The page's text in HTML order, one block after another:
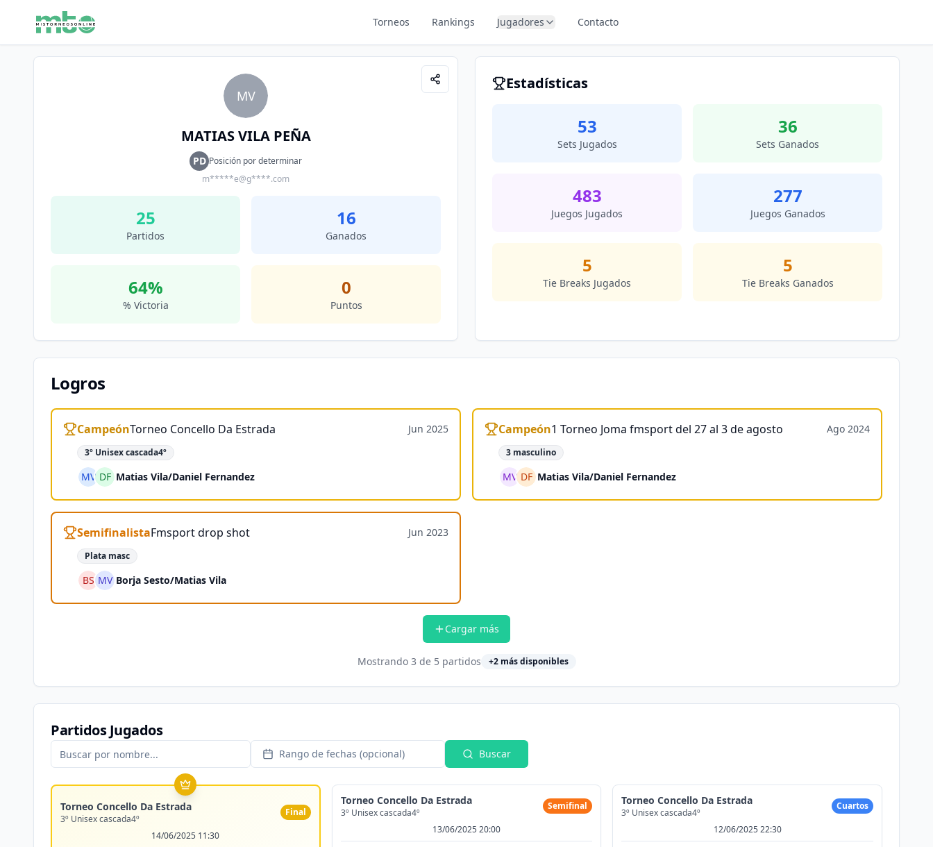
Torneos Rankings Jugadores Contacto
MV
MATIAS VILA PEÑA
PD Posición por determinar
m*****e@g****.com
25
Partidos
16
Ganados
64%
% Victoria
0
Puntos
Estadísticas
53
Sets Jugados
36
Sets Ganados
483
Juegos Jugados
277
Juegos Ganados
5
Tie Breaks Jugados
5
Tie Breaks Ganados
Logros
CampeónTorneo Concello Da Estrada Jun 2025
3º Unisex cascada4º
MV DF Matias Vila/Daniel Fernandez
Campeón1 Torneo Joma fmsport del 27 al 3 de agosto Ago 2024
3 masculino
MV DF Matias Vila/Daniel Fernandez
SemifinalistaFmsport drop shot Jun 2023
Plata masc
BS MV Borja Sesto/Matias Vila
Cargar más
Mostrando 3 de 5 partidos +2más disponibles
Partidos Jugados
Rango de fechas (opcional) Buscar
Torneo Concello Da Estrada
3º Unisex cascada4º
Final
14/06/2025 11:30
Torneo Concello Da Estrada
3º Unisex cascada4º
Semifinal
13/06/2025 20:00
Torneo Concello Da Estrada
3º Unisex cascada4º
Cuartos
12/06/2025 22:30